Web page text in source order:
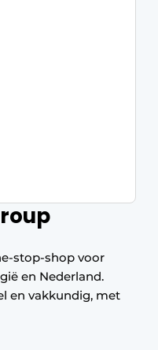
stop-shop voor
en Nederland.
en vakkundig, met